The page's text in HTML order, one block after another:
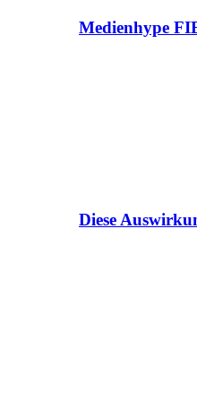
Medienhype
Diese